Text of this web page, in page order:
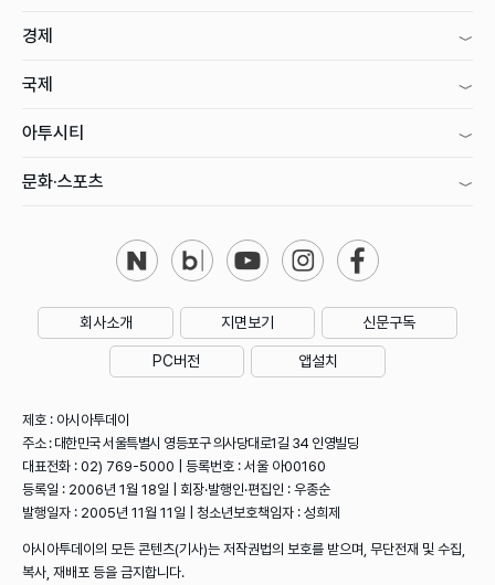
경제
국제
아투시티
문화·스포츠
회사소개 지면보기 신문구독
PC버전 앱설치
제호 : 아시아투데이
주소 : 대한민국 서울특별시 영등포구 의사당대로1길 34 인영빌딩
대표전화 : 02) 769-5000 | 등록번호 : 서울 아00160
등록일 : 2006년 1월 18일 | 회장·발행인·편집인 : 우종순
발행일자 : 2005년 11월 11일 | 청소년보호책임자 : 성희제
아시아투데이의 모든 콘텐츠(기사)는 저작권법의 보호를 받으며, 무단전재 및 수집,
복사, 재배포 등을 금지합니다.